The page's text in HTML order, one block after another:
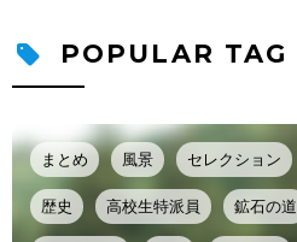
POPULAR TAG
まとめ 風景 セレクション
歴史 高校生特派員 鉱石の道